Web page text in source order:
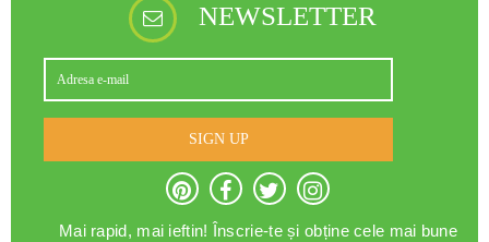
NEWSLETTER
SIGN UP
Mai rapid, mai ieftin! Înscrie-te și obține cele mai bune